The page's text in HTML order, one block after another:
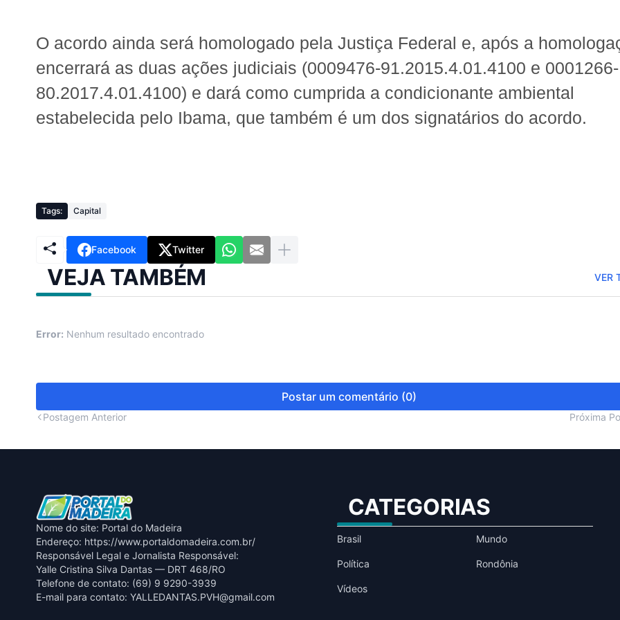
O acordo ainda será homologado pela Justiça Federal e, após a
encerrará as duas ações judiciais (0009476-91.2015.4.01.4100 e 0001266-
80.2017.4.01.4100) e dará como cumprida a condicionante ambiental
estabelecida pelo Ibama, que também é um dos signatários do acordo.
Tags: Capital
Facebook Twitter
VEJA TAMBÉM VER
Error: Nenhum resultado encontrado
Postar um comentário (0)
Postagem Anterior Próxima
OPINIÃO DE PRIMEIRA-
ELE É ACUSADO DE CRIMES
HUMANIDADE, QUANDO
SALVADO MILHÕES DE VIDAS
Nome do site: Portal do Madeira
Endereço: https://www.portaldomadeira.com.br/
Responsável Legal e Jornalista Responsável:
Yalle Cristina Silva Dantas — DRT 468/RO
Telefone de contato: (69) 9 9290-3939
E-mail para contato: YALLEDANTAS.PVH@gmail.com
CATEGORIAS
Brasil Mundo
Política Rondônia
Vídeos